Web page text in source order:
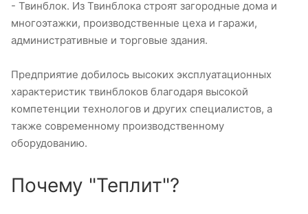
- Твинблок. Из Твинблока строят загородные дома и
многоэтажки, производственные цеха и гаражи,
административные и торговые здания.
Предприятие добилось высоких эксплуатационных
характеристик твинблоков благодаря высокой
компетенции технологов и других специалистов, а
также современному производственному
оборудованию.
Почему "Теплит"?